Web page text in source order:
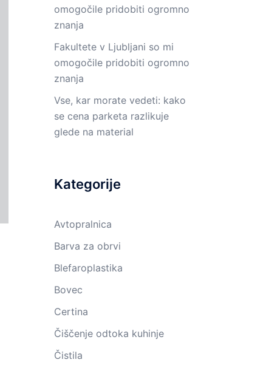
omogočile pridobiti ogromno
znanja
Fakultete v Ljubljani so mi
omogočile pridobiti ogromno
znanja
Vse, kar morate vedeti: kako
se cena parketa razlikuje
glede na material
Kategorije
Avtopralnica
Barva za obrvi
Blefaroplastika
Bovec
Certina
Čiščenje odtoka kuhinje
Čistila